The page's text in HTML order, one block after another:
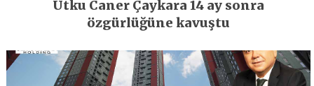
Utku Caner Çaykara 14 ay sonra
özgürlüğüne kavuştu